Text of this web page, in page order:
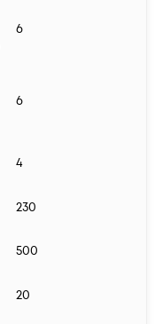
6
6
4
230
500
20